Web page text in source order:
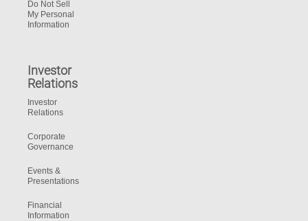
Do Not Sell
My Personal
Information
Investor
Relations
Investor
Relations
Corporate
Governance
Events &
Presentations
Financial
Information